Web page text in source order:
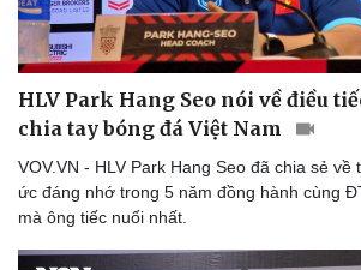
HLV Park Hang Seo nói về điều
chia tay bóng đá Việt Nam
VOV.VN - HLV Park Hang Seo đã chia sẻ
ức đáng nhớ trong 5 năm đồng hành cùng
mà ông tiếc nuối nhất.